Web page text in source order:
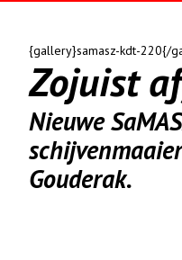
{gallery}samasz-kdt-220{/
Zojuist
Nieuwe
Gouderak.